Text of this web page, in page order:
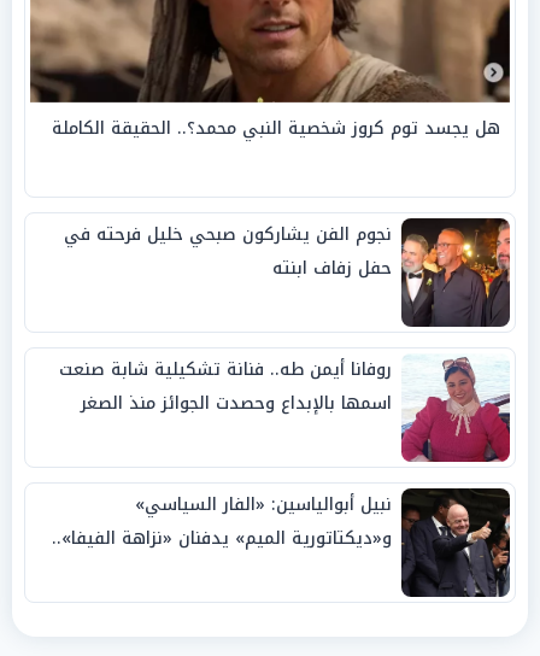
هل يجسد توم كروز شخصية النبي محمد؟.. الحقيقة الكاملة
نجوم الفن يشاركون صبحي خليل فرحته في
حفل زفاف ابنته
روفانا أيمن طه.. فنانة تشكيلية شابة صنعت
اسمها بالإبداع وحصدت الجوائز منذ الصغر
نبيل أبوالياسين: «الفار السياسي»
و«ديكتاتورية الميم» يدفنان «نزاهة الفيفا»..